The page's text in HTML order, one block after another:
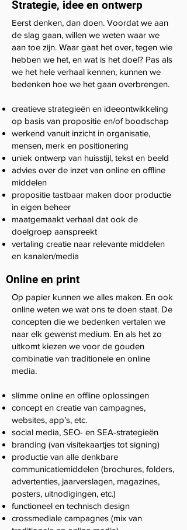
Strategie, idee en ontwerp
Eerst denken, dan doen. Voordat we aan
de slag gaan, willen we weten waar we
aan toe zijn. Waar gaat het over, tegen wie
hebben we het, en wat is het doel? Pas als
we het hele verhaal kennen, kunnen we
bedenken hoe we het gaan overbrengen.
creatieve strategieën en ideeontwikkeling
op basis van propositie en/of boodschap
werkend vanuit inzicht in organisatie,
mensen, merk en positionering
uniek ontwerp van huisstijl, tekst en beeld
advies over de inzet van online en offline
middelen
propositie tastbaar maken door productie
in eigen beheer
maatgemaakt verhaal dat ook de
doelgroep aanspreekt
vertaling creatie naar relevante middelen
en kanalen/media
Online en print
Op papier kunnen we alles maken. En ook
online weten we wat ons te doen staat. De
concepten die we bedenken vertalen we
naar elk gewenst medium. En als het zo
uitkomt kiezen we voor de gouden
combinatie van traditionele en online
media.
slimme online en offline oplossingen
concept en creatie van campagnes,
websites, app’s, etc.
social media, SEO- en SEA-strategieën
branding (van visitekaartjes tot signing)
productie van alle denkbare
communicatiemiddelen (brochures, folders,
advertenties, jaarverslagen, magazines,
posters, uitnodigingen, etc.)
functioneel en technisch design
crossmediale campagnes (mix van